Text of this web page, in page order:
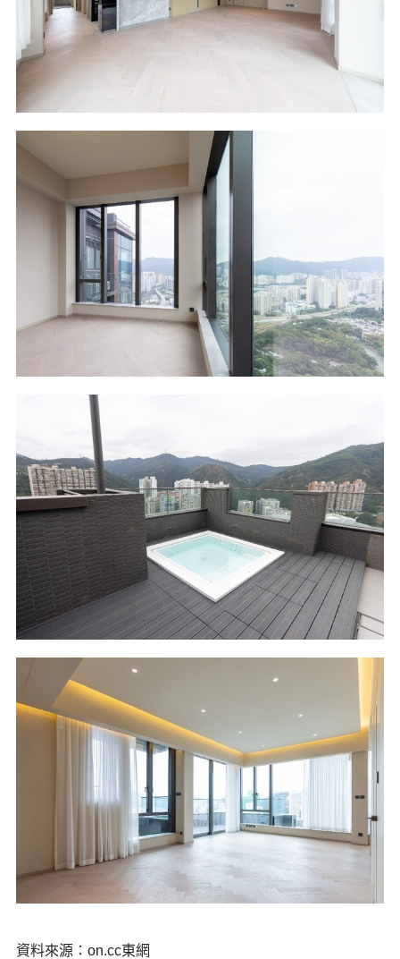
資料來源：on.cc東網